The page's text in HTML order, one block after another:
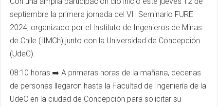
septiembre la primera jornada del VII Seminario FURE
2024, organizado por el Instituto de Ingenieros de Minas
de Chile (IIMCh) junto con la Universidad de Concepción
(UdeC).
08:10 horas ➡️ A primeras horas de la mañana, decenas
de personas llegaron hasta la Facultad de Ingeniería de la
UdeC en la ciudad de Concepción para solicitar su